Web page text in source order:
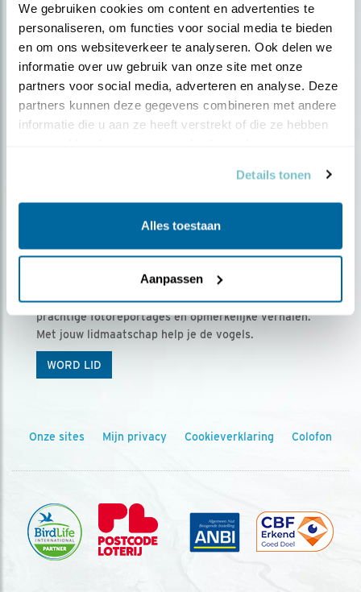
We gebruiken cookies om content en advertenties te
personaliseren, om functies voor social media te bieden
en om ons websiteverkeer te analyseren. Ook delen we
informatie over uw gebruik van onze site met onze
partners voor social media, adverteren en analyse. Deze
partners kunnen deze gegevens combineren met andere
informatie die u aan ze heeft verstrekt of die ze hebben
Details tonen
Alles toestaan
Aanpassen
Ontvang 5 x Vogels voor € 36,00 per jaar
Vogels is het tijdschrift voor onze leden, met
prachtige fotoreportages en opmerkelijke verhalen.
Met jouw lidmaatschap help je de vogels.
WORD LID
Onze sites Mijn privacy Cookieverklaring Colofon